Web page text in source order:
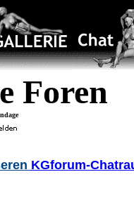
Foren
KGforum-